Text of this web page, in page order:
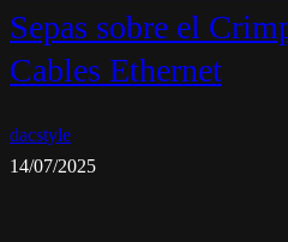
Sepas sobre el
Cables Ethernet
dacstyle
14/07/2025